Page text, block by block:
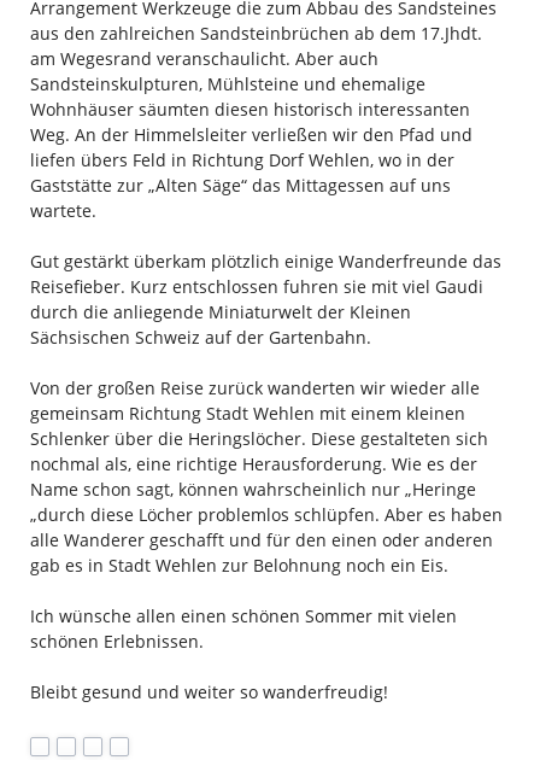
Arrangement Werkzeuge die zum Abbau des Sandsteines
aus den zahlreichen Sandsteinbrüchen ab dem 17.Jhdt.
am Wegesrand veranschaulicht. Aber auch
Sandsteinskulpturen, Mühlsteine und ehemalige
Wohnhäuser säumten diesen historisch interessanten
Weg. An der Himmelsleiter verließen wir den Pfad und
liefen übers Feld in Richtung Dorf Wehlen, wo in der
Gaststätte zur „Alten Säge“ das Mittagessen auf uns
wartete.
Gut gestärkt überkam plötzlich einige Wanderfreunde das
Reisefieber. Kurz entschlossen fuhren sie mit viel Gaudi
durch die anliegende Miniaturwelt der Kleinen
Sächsischen Schweiz auf der Gartenbahn.
Von der großen Reise zurück wanderten wir wieder alle
gemeinsam Richtung Stadt Wehlen mit einem kleinen
Schlenker über die Heringslöcher. Diese gestalteten sich
nochmal als, eine richtige Herausforderung. Wie es der
Name schon sagt, können wahrscheinlich nur „Heringe
„durch diese Löcher problemlos schlüpfen. Aber es haben
alle Wanderer geschafft und für den einen oder anderen
gab es in Stadt Wehlen zur Belohnung noch ein Eis.
Ich wünsche allen einen schönen Sommer mit vielen
schönen Erlebnissen.
Bleibt gesund und weiter so wanderfreudig!